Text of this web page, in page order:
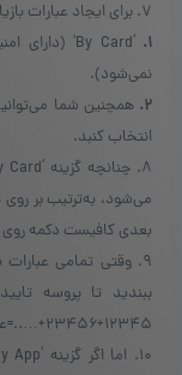
۷. برای ایجاد عبارات بازیابی ولت دو آپشن در اختیار دارید:
۱.
نمی‌شود).
۲.
انتخاب کنبد.
می‌شود، به‌ترتیب بر
بعدی کافیست دکمه روی
۹. وقتی تمامی
ببندید تا پروسه
۱۲۳۴۵+۲۳۴۵۶+…..=عدد نهایی )